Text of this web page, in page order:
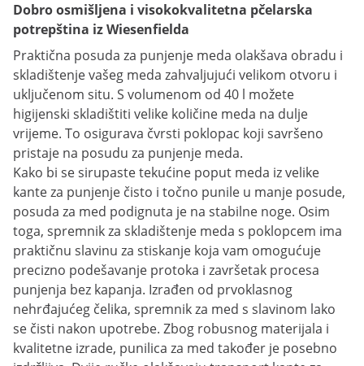
Dobro osmišljena i visokokvalitetna pčelarska
potrepština iz Wiesenfielda
Praktična posuda za punjenje meda olakšava obradu i
skladištenje vašeg meda zahvaljujući velikom otvoru i
uključenom situ. S volumenom od 40 l možete
higijenski skladištiti velike količine meda na dulje
vrijeme. To osigurava čvrsti poklopac koji savršeno
pristaje na posudu za punjenje meda.
Kako bi se sirupaste tekućine poput meda iz velike
kante za punjenje čisto i točno punile u manje posude,
posuda za med podignuta je na stabilne noge. Osim
toga, spremnik za skladištenje meda s poklopcem ima
praktičnu slavinu za stiskanje koja vam omogućuje
precizno podešavanje protoka i završetak procesa
punjenja bez kapanja. Izrađen od prvoklasnog
nehrđajućeg čelika, spremnik za med s slavinom lako
se čisti nakon upotrebe. Zbog robusnog materijala i
kvalitetne izrade, punilica za med također je posebno